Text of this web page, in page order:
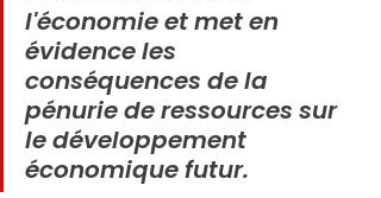
l'économie et met en
évidence les
conséquences de la
pénurie de ressources sur
le développement
économique futur.